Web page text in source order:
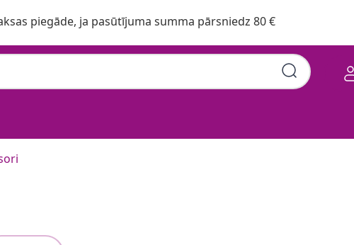
piegāde, ja pasūtījuma summa pārsniedz 80 €